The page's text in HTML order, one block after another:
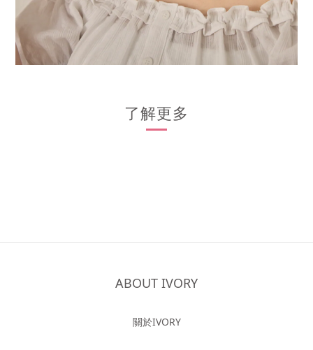
了解更多
ABOUT IVORY
關於IVORY